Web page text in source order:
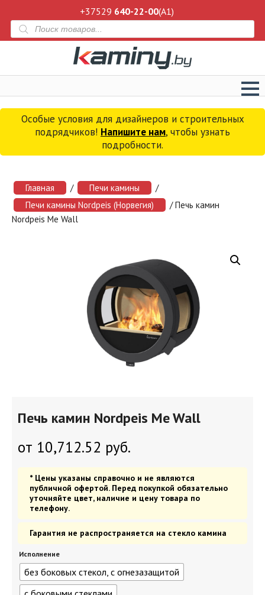
+37529 640-22-00(A1)
Поиск
товаров
Особые условия для дизайнеров и строительных
подрядчиков! Напишите нам, чтобы узнать
подробности.
Главная / Печи камины
/
Печи камины Nordpeis (Норвегия)
/ Печь камин
Nordpeis Me Wall
Печь камин Nordpeis Me Wall
от 10,712.52 руб.
* Цены указаны справочно и не являются
публичной офертой. Перед покупкой обязательно
уточняйте цвет, наличие и цену товара по
телефону.
Гарантия не распространяется на стекло камина
Исполнение
без боковых стекол, с огнезазащитой